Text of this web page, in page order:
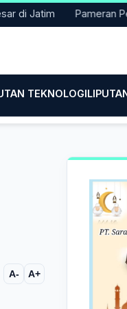
Jatim Pameran
TEKNOLOGI
A- A+